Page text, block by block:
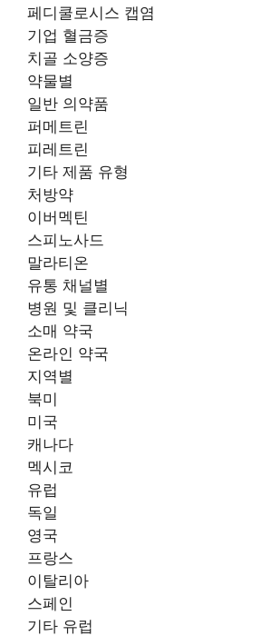
페디쿨로시스 캡염
기업 혈금증
치골 소양증
약물별
일반 의약품
퍼메트린
피레트린
기타 제품 유형
처방약
이버멕틴
스피노사드
말라티온
유통 채널별
병원 및 클리닉
소매 약국
온라인 약국
지역별
북미
미국
캐나다
멕시코
유럽
독일
영국
프랑스
이탈리아
스페인
기타 유럽